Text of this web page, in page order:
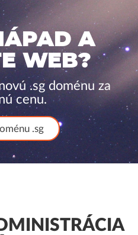
A
WEB?
.sg doménu za
cenu.
.sg